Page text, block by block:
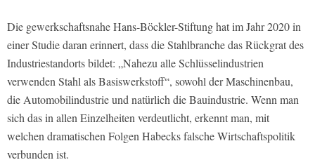
Die gewerkschaftsnahe Hans-Böckler-Stiftung hat im Jahr 2020 in
einer Studie daran erinnert, dass die Stahlbranche das Rückgrat des
Industriestandorts bildet: „Nahezu alle Schlüsselindustrien
verwenden Stahl als Basiswerkstoff“, sowohl der Maschinenbau,
die Automobilindustrie und natürlich die Bauindustrie. Wenn man
sich das in allen Einzelheiten verdeutlicht, erkennt man, mit
welchen dramatischen Folgen Habecks falsche Wirtschaftspolitik
verbunden ist.